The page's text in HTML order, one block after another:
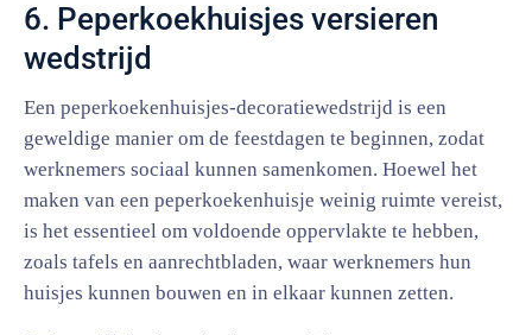
6. Peperkoekhuisjes versieren
wedstrijd
Een peperkoekenhuisjes-decoratiewedstrijd is een
geweldige manier om de feestdagen te beginnen, zodat
werknemers sociaal kunnen samenkomen. Hoewel het
maken van een peperkoekenhuisje weinig ruimte vereist,
is het essentieel om voldoende oppervlakte te hebben,
zoals tafels en aanrechtbladen, waar werknemers hun
huisjes kunnen bouwen en in elkaar kunnen zetten.